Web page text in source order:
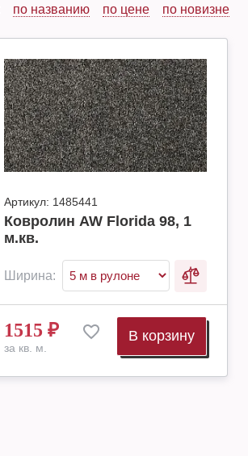
по названию по цене по новизне
Артикул: 1485441
Ковролин AW Florida 98, 1
м.кв.
Ширина:
1515 ₽
за кв. м.
В корзину